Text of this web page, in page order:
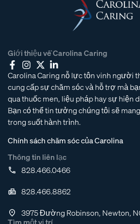
Giới thiệu về Carolina Caring
Carolina Caring nỗ lực tôn vinh người
cung cấp sự chăm sóc và hỗ trợ mà
qua thuốc men, liệu pháp hay sự hiện
Bạn có thể tin tưởng chúng tôi sẽ
trong suốt hành trình.
Chính sách chăm sóc của Carolina
Thông tin liên lạc
828.466.0466
828.466.8862
3975 Đường Robinson, Newton,
Tìm một vị trí